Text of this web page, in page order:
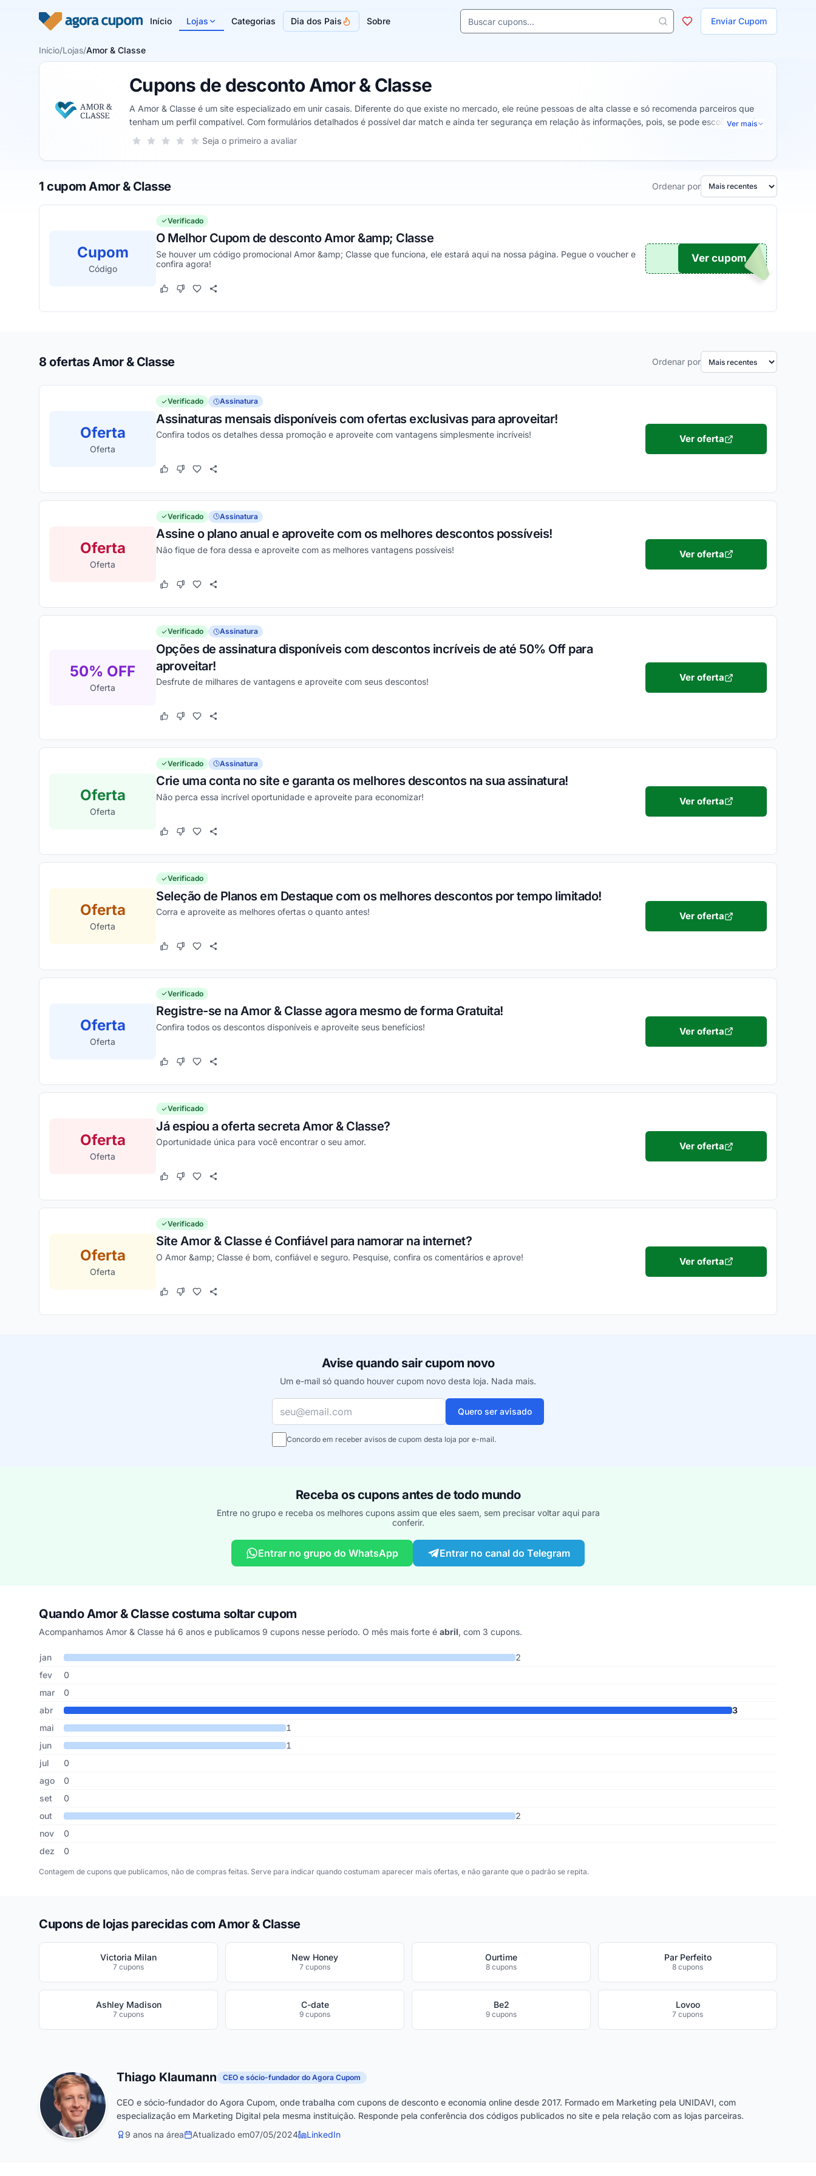
Início Lojas Categorias Dia dos Pais Sobre Enviar Cupom
Buscar cupons e lojas
Início/Lojas/Amor & Classe
Cupons de desconto Amor & Classe
A Amor & Classe é um site especializado em unir casais. Diferente do que existe no mercado, ele reúne pessoas de alta classe e só recomenda parceiros que
tenham um perfil compatível. Com formulários detalhados é possível dar match e ainda ter segurança em relação às informações, pois, se pode escolher quais
serão exibidas.
Ver mais
Sua nota para Amor & Classe, de 1 a 5 estrelas
5 estrelas
4 estrelas
3 estrelas
2 estrelas
1 estrela Seja o primeiro a avaliar
1 cupom Amor & Classe Ordenar por
Cupom
Código
Verificado
O Melhor Cupom de desconto Amor &amp; Classe
Se houver um código promocional Amor &amp; Classe que funciona, ele estará aqui na nossa página. Pegue o voucher e
confira agora!
Este cupom funcionou
Este cupom não funcionou
TICO
Ver cupom
8 ofertas Amor & Classe Ordenar por
Oferta
Oferta
Verificado Assinatura
Assinaturas mensais disponíveis com ofertas exclusivas para aproveitar!
Confira todos os detalhes dessa promoção e aproveite com vantagens simplesmente incríveis!
Este cupom funcionou
Este cupom não funcionou
Ver oferta
Oferta
Oferta
Verificado Assinatura
Assine o plano anual e aproveite com os melhores descontos possíveis!
Não fique de fora dessa e aproveite com as melhores vantagens possíveis!
Este cupom funcionou
Este cupom não funcionou
Ver oferta
50% OFF
Oferta
Verificado Assinatura
Opções de assinatura disponíveis com descontos incríveis de até 50% Off para
aproveitar!
Desfrute de milhares de vantagens e aproveite com seus descontos!
Este cupom funcionou
Este cupom não funcionou
Ver oferta
Oferta
Oferta
Verificado Assinatura
Crie uma conta no site e garanta os melhores descontos na sua assinatura!
Não perca essa incrível oportunidade e aproveite para economizar!
Este cupom funcionou
Este cupom não funcionou
Ver oferta
Oferta
Oferta
Verificado
Seleção de Planos em Destaque com os melhores descontos por tempo limitado!
Corra e aproveite as melhores ofertas o quanto antes!
Este cupom funcionou
Este cupom não funcionou
Ver oferta
Oferta
Oferta
Verificado
Registre-se na Amor & Classe agora mesmo de forma Gratuita!
Confira todos os descontos disponíveis e aproveite seus benefícios!
Este cupom funcionou
Este cupom não funcionou
Ver oferta
Oferta
Oferta
Verificado
Já espiou a oferta secreta Amor & Classe?
Oportunidade única para você encontrar o seu amor.
Este cupom funcionou
Este cupom não funcionou
Ver oferta
Oferta
Oferta
Verificado
Site Amor & Classe é Confiável para namorar na internet?
O Amor &amp; Classe é bom, confiável e seguro. Pesquise, confira os comentários e aprove!
Este cupom funcionou
Este cupom não funcionou
Ver oferta
Avise quando sair cupom novo
Um e-mail só quando houver cupom novo desta loja. Nada mais.
Quero ser avisado
Concordo em receber avisos de cupom desta loja por e-mail.
Receba os cupons antes de todo mundo
Entre no grupo e receba os melhores cupons assim que eles saem, sem precisar voltar aqui para
conferir.
Entrar no grupo do WhatsApp Entrar no canal do Telegram
Quando Amor & Classe costuma soltar cupom
Acompanhamos Amor & Classe há 6 anos e publicamos 9 cupons nesse período. O mês mais forte é abril, com 3 cupons.
Cupons de Amor & Classe publicados por mês, somando os últimos 6 anos
Mês Cupons publicadosDesconto médio
jan
2
fev
0
mar
0
abr
3
mai
1
jun
1
jul
0
ago
0
set
0
out
2
nov
0
dez
0
Contagem de cupons que publicamos, não de compras feitas. Serve para indicar quando costumam aparecer mais ofertas, e não garante que o padrão se repita.
Cupons de lojas parecidas com Amor & Classe
Victoria Milan
7 cupons
New Honey
7 cupons
Ourtime
8 cupons
Par Perfeito
8 cupons
Ashley Madison
7 cupons
C-date
9 cupons
Be2
9 cupons
Lovoo
7 cupons
Thiago Klaumann CEO e sócio-fundador do Agora Cupom
CEO e sócio-fundador do Agora Cupom, onde trabalha com cupons de desconto e economia online desde 2017. Formado em Marketing pela UNIDAVI, com
especialização em Marketing Digital pela mesma instituição. Responde pela conferência dos códigos publicados no site e pela relação com as lojas parceiras.
9 anos na área
Atualizado em07/05/2024 LinkedIn